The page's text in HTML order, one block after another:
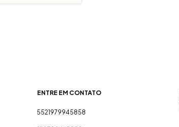
ENTRE EM CONTATO
5521979945858